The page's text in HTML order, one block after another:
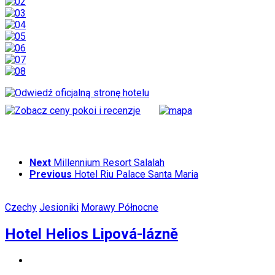
Next Millennium Resort Salalah
Previous Hotel Riu Palace Santa Maria
Czechy Jesioniki Morawy Północne
Hotel Helios Lipová-lázně